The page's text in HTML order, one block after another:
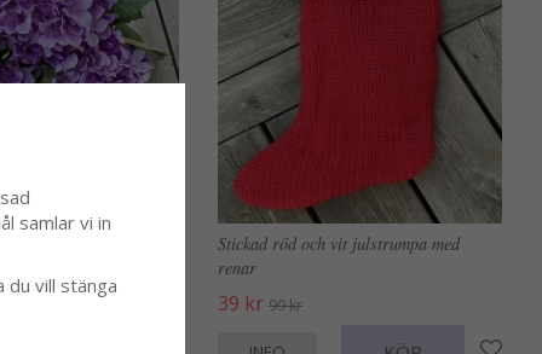
Stickad röd och vit julstrumpa med
renar
39 kr 99 kr
samlar vi in
du vill stänga